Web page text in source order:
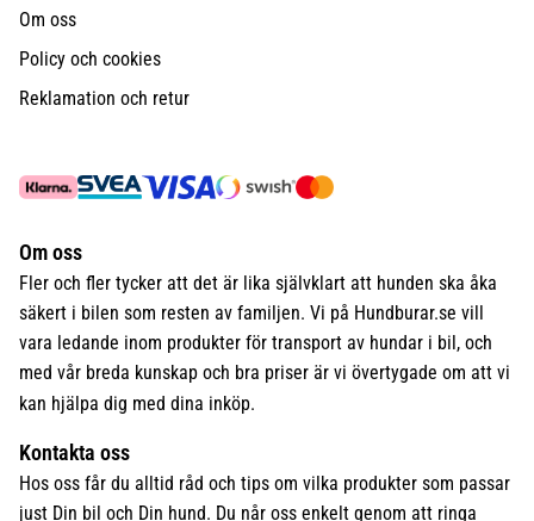
Om oss
Policy och cookies
Reklamation och retur
Om oss
Fler och fler tycker att det är lika självklart att hunden ska åka
säkert i bilen som resten av familjen. Vi på Hundburar.se vill
vara ledande inom produkter för transport av hundar i bil, och
med vår breda kunskap och bra priser är vi övertygade om att vi
kan hjälpa dig med dina inköp.
Kontakta oss
Hos oss får du alltid råd och tips om vilka produkter som passar
just Din bil och Din hund. Du når oss enkelt genom att ringa